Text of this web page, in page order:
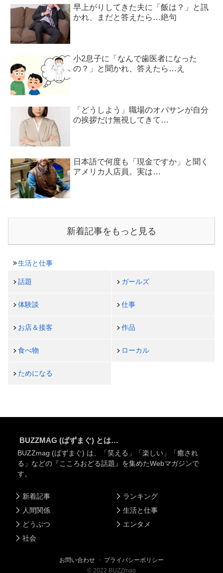
早上がりしてきた夫に「飯は？」と訊
かれ、まだと答えたら…絶句
小2息子に「なんで歯医者になった
の？」と聞かれ、答えたら…え
「どうしよう」職場のオバサンが自分
の挨拶だけ無視してきて…
日本語で何度も「現金ですか」と聞く
アメリカ人店員。実は…
新着記事をもっと見る
生活と仕事
話題 ガールズ
体験談 仕事
お店＆接客 作品
食べ物 ローカル
ためになる
BUZZMAG (ばずまぐ) とは…
BUZZmag (ばずまぐ) は、「笑える」「楽しい」「癒され
る」などの『こころおどる話題』を集めたWebマガジンで
す。
新着記事
人間関係
どうぶつ
社会
ランキング
生活と仕事
エンタメ
お問い合わせ ・ プライバシーポリシー
© 2022 BUZZmag